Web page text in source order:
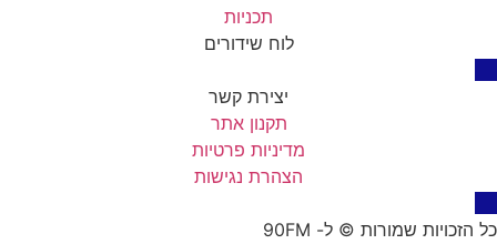
תכניות
לוח שידורים
יצירת קשר
תקנון אתר
מדיניות פרטיות
הצהרת נגישות
כל הזכויות שמורות © ל- 90FM